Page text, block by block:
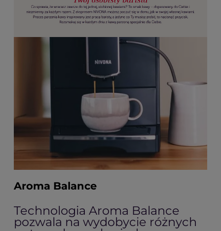
Aroma Balance
Technologia Aroma Balance
pozwala na wydobycie różnych